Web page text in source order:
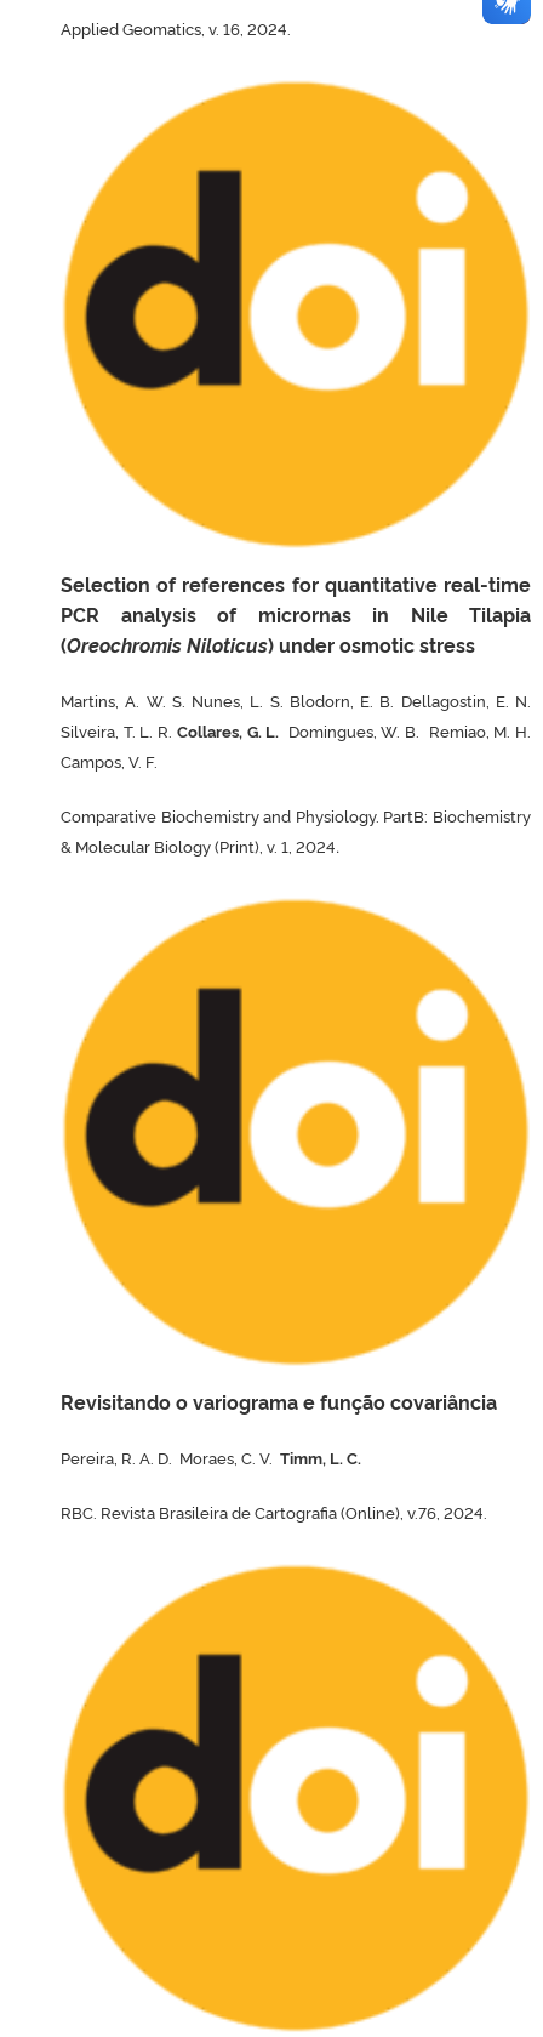
Applied Geomatics, v. 16, 2024.
Selection of references for quantitative real-time
PCR analysis of micrornas in Nile Tilapia
(Oreochromis Niloticus) under osmotic stress
Martins, A. W. S. Nunes, L. S. Blodorn, E. B. Dellagostin, E. N.
Silveira, T. L. R. Collares, G. L. Domingues, W. B. Remiao, M. H.
Campos, V. F.
Comparative Biochemistry and Physiology. PartB: Biochemistry
& Molecular Biology (Print), v. 1, 2024.
Revisitando o variograma e função covariância
Pereira, R. A. D. Moraes, C. V. Timm, L. C.
RBC. Revista Brasileira de Cartografia (Online), v.76, 2024.